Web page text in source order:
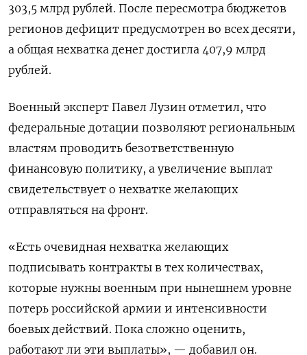
303,5 млрд рублей. После пересмотра бюджетов
регионов дефицит предусмотрен во всех десяти,
а общая нехватка денег достигла 407,9 млрд
рублей.
Военный эксперт Павел Лузин отметил, что
федеральные дотации позволяют региональным
властям проводить безответственную
финансовую политику, а увеличение выплат
свидетельствует о нехватке желающих
отправляться на фронт.
«Есть очевидная нехватка желающих
подписывать контракты в тех количествах,
которые нужны военным при нынешнем уровне
потерь российской армии и интенсивности
боевых действий. Пока сложно оценить,
работают ли эти выплаты», — добавил он.